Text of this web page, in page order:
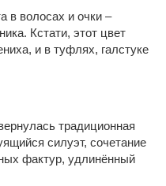
в волосах и очки –
Кстати, этот цвет
и в туфлях, галстуке
традиционная
силуэт, сочетание
фактур, удлинённый